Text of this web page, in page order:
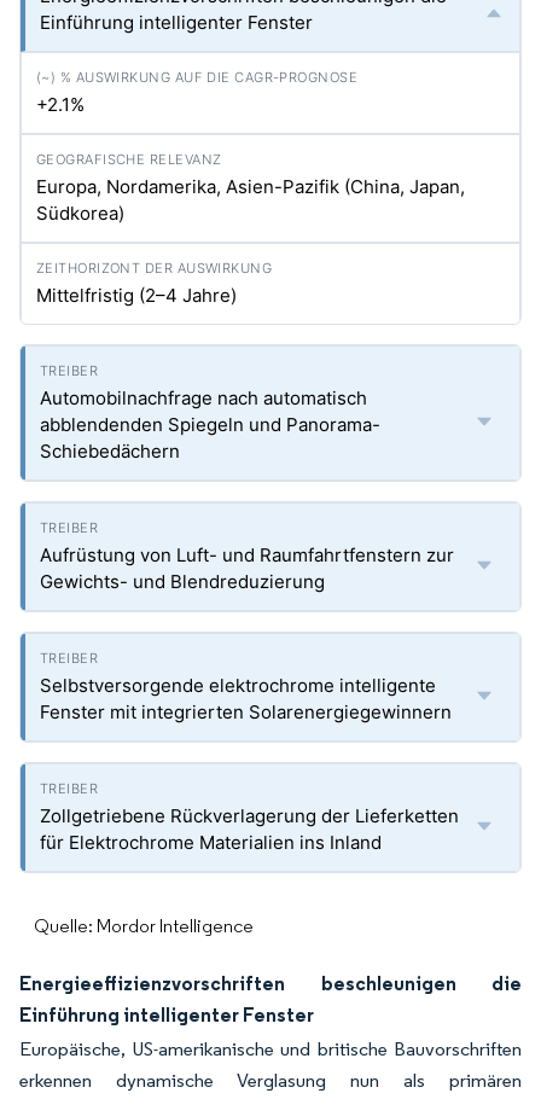
Einführung intelligenter Fenster
+2.1%
Europa, Nordamerika, Asien-Pazifik (China, Japan,
Südkorea)
Mittelfristig (2–4 Jahre)
Automobilnachfrage nach automatisch
abblendenden Spiegeln und Panorama-
Schiebedächern
Aufrüstung von Luft- und Raumfahrtfenstern zur
Gewichts- und Blendreduzierung
Selbstversorgende elektrochrome intelligente
Fenster mit integrierten Solarenergiegewinnern
Zollgetriebene Rückverlagerung der Lieferketten
für Elektrochrome Materialien ins Inland
Quelle: Mordor Intelligence
Energieeffizienzvorschriften beschleunigen die
Einführung intelligenter Fenster
Europäische, US-amerikanische und britische Bauvorschriften
erkennen dynamische Verglasung nun als primären